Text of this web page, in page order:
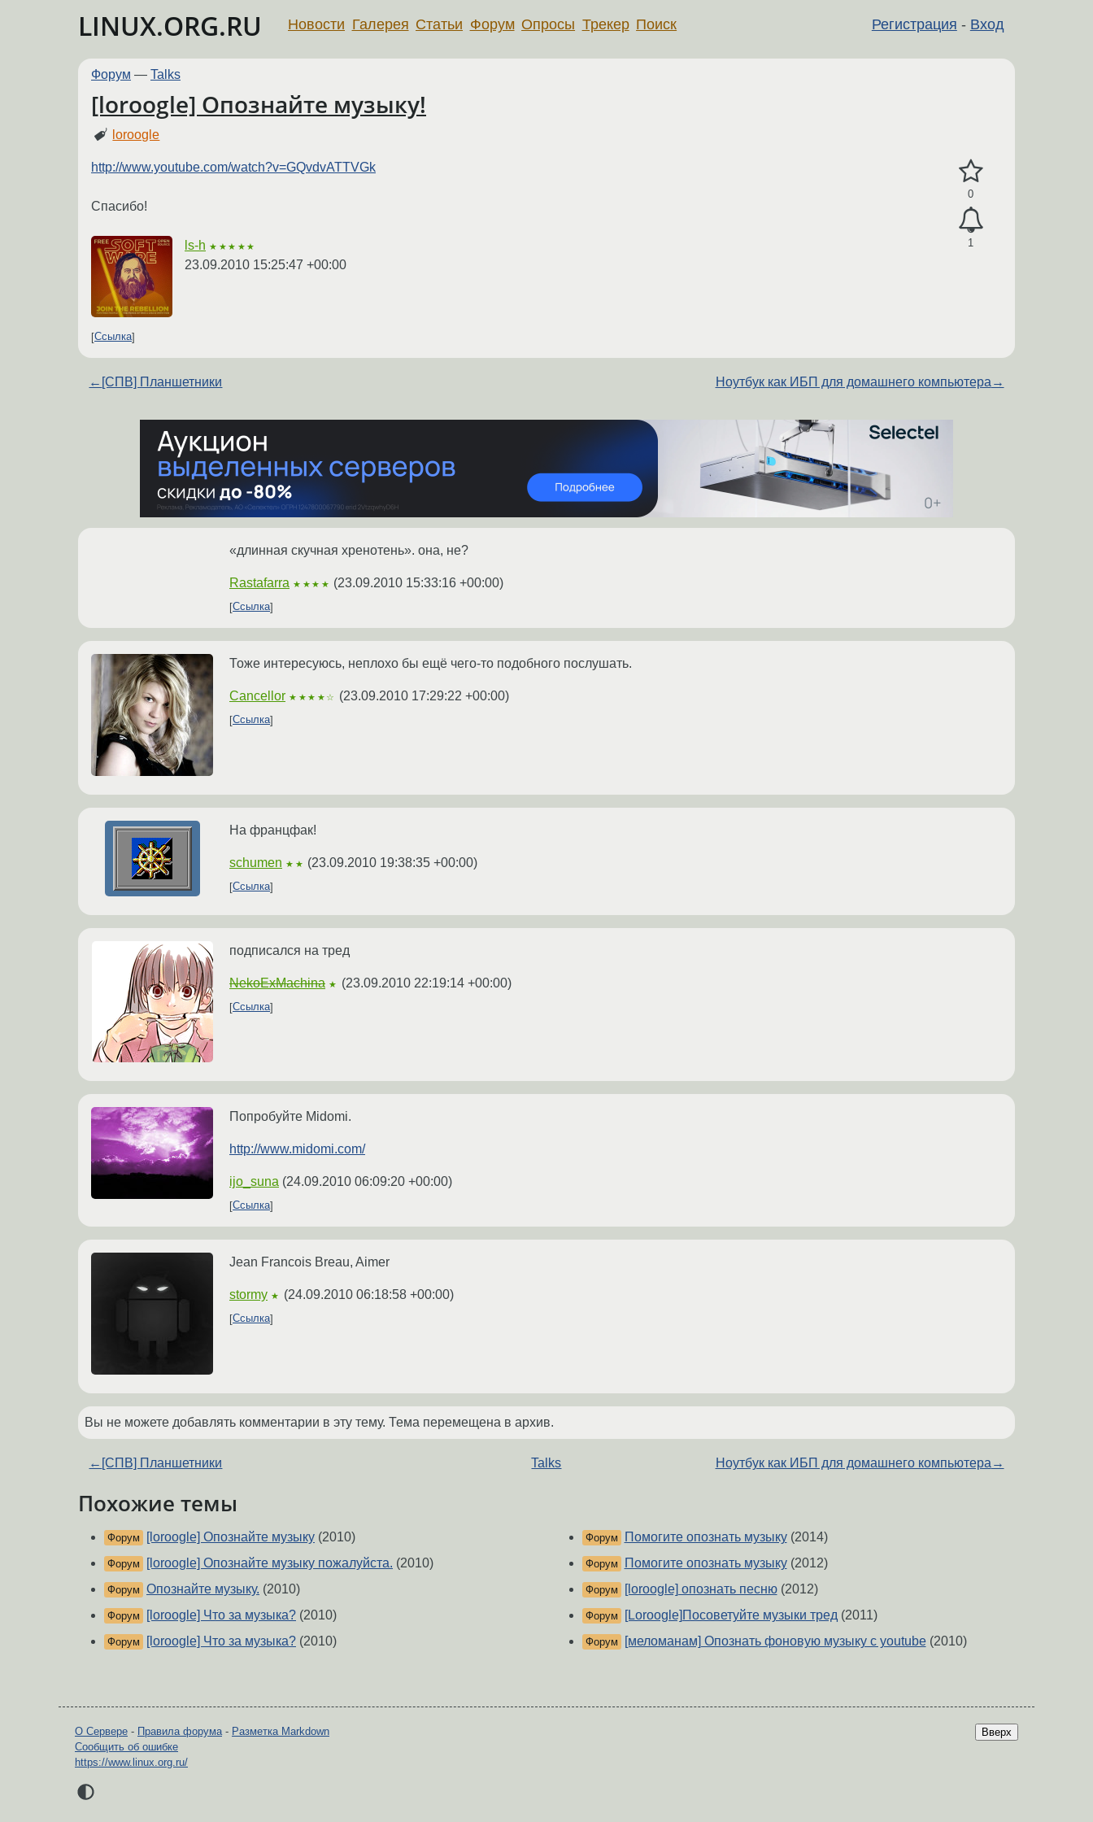
LINUX.ORG.RU Регистрация - Вход
Новости Галерея Статьи Форум Опросы Трекер Поиск
Форум — Talks
[loroogle] Опознайте музыку!
loroogle
0
1
http://www.youtube.com/watch?v=GQvdvATTVGk
Спасибо!
ls-h ★★★★★
23.09.2010 15:25:47 +00:00
Ссылка
← [СПВ] Планшетники Ноутбук как ИБП для домашнего компьютера →
«длинная скучная хренотень». она, не?
Rastafarra ★★★★ (23.09.2010 15:33:16 +00:00)
Ссылка
Тоже интересуюсь, неплохо бы ещё чего-то подобного послушать.
Cancellor ★★★★☆ (23.09.2010 17:29:22 +00:00)
Ссылка
На францфак!
schumen ★★ (23.09.2010 19:38:35 +00:00)
Ссылка
подписался на тред
NekoExMachina ★ (23.09.2010 22:19:14 +00:00)
Ссылка
Попробуйте Midomi.
http://www.midomi.com/
ijo_suna (24.09.2010 06:09:20 +00:00)
Ссылка
Jean Francois Breau, Aimer
stormy ★ (24.09.2010 06:18:58 +00:00)
Ссылка
Вы не можете добавлять комментарии в эту тему. Тема перемещена в архив.
← [СПВ] Планшетники Talks Ноутбук как ИБП для домашнего компьютера →
Похожие темы
Форум [loroogle] Опознайте музыку (2010)
Форум [loroogle] Опознайте музыку пожалуйста. (2010)
Форум Опознайте музыку. (2010)
Форум [loroogle] Что за музыка? (2010)
Форум [loroogle] Что за музыка? (2010)
Форум Помогите опознать музыку(2014)
Форум Помогите опознать музыку(2012)
Форум [loroogle] опознать песню(2012)
Форум [Loroogle]Посоветуйте музыки тред(2011)
Форум [меломанам] Опознать фоновую музыку с youtube(2010)
Вверх
О Сервере - Правила форума- Разметка Markdown
Сообщить об ошибке
https://www.linux.org.ru/